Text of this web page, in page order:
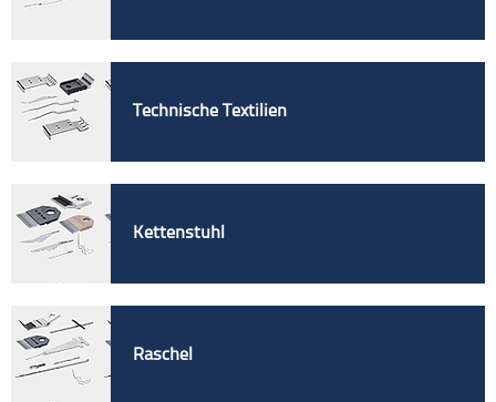
Technische Textilien
Kettenstuhl
Raschel